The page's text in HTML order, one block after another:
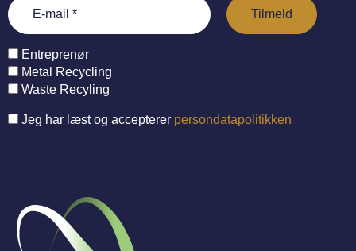
Entreprenør
Metal Recycling
Waste Recyling
Jeg har læst og accepterer persondatapolitikken